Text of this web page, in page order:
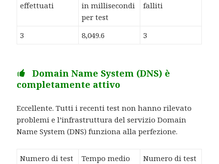
effettuati
in millisecondi
per test
falliti
3 8,049.6 3
Domain Name System (DNS) è
completamente attivo
Eccellente. Tutti i recenti test non hanno rilevato
problemi e l’infrastruttura del servizio Domain
Name System (DNS) funziona alla perfezione.
Numero di test
Tempo medio
Numero di test